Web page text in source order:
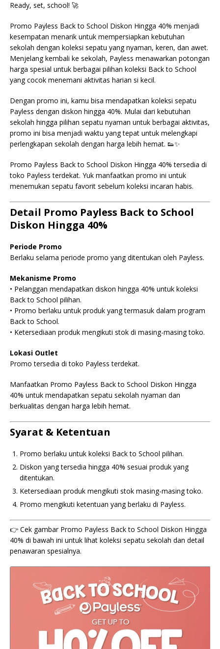
Ready, set, school! 🚀
Promo Payless Back to School Diskon Hingga 40% menjadi
kesempatan menarik untuk mempersiapkan kebutuhan
sekolah dengan koleksi sepatu yang nyaman, keren, dan awet.
Menjelang kembali ke sekolah, Payless menawarkan potongan
harga spesial untuk berbagai pilihan koleksi Back to School
yang cocok menemani aktivitas harian si kecil.
Dengan promo ini, kamu bisa mendapatkan koleksi sepatu
Payless dengan diskon hingga 40%. Mulai dari kebutuhan
sekolah hingga pilihan sepatu nyaman untuk berbagai aktivitas,
promo ini bisa menjadi waktu yang tepat untuk melengkapi
perlengkapan sekolah dengan harga lebih hemat. 👟✨
Promo Payless Back to School Diskon Hingga 40% tersedia di
toko Payless terdekat. Yuk manfaatkan promo ini untuk
menemukan sepatu favorit sebelum koleksi incaran habis.
Detail Promo Payless Back to School
Diskon Hingga 40%
Periode Promo
Berlaku selama periode promo yang ditentukan oleh Payless.
Mekanisme Promo
• Pelanggan mendapatkan diskon hingga 40% untuk koleksi
Back to School pilihan.
• Promo berlaku untuk produk yang termasuk dalam program
Back to School.
• Ketersediaan produk mengikuti stok di masing-masing toko.
Lokasi Outlet
Promo tersedia di toko Payless terdekat.
Manfaatkan Promo Payless Back to School Diskon Hingga
40% untuk mendapatkan sepatu sekolah nyaman dan
berkualitas dengan harga lebih hemat.
Syarat & Ketentuan
Promo berlaku untuk koleksi Back to School pilihan.
Diskon yang tersedia hingga 40% sesuai produk yang
ditentukan.
Ketersediaan produk mengikuti stok masing-masing toko.
Promo mengikuti ketentuan yang berlaku di Payless.
👉 Cek gambar Promo Payless Back to School Diskon Hingga
40% di bawah ini untuk lihat koleksi sepatu sekolah dan detail
penawaran spesialnya.